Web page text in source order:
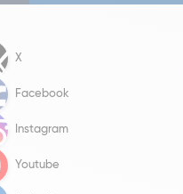
X
Facebook
Instagram
Youtube